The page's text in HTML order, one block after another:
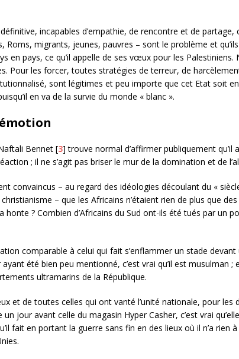
incapables d’empathie, de rencontre et de
Roms, migrants, jeunes, pauvres – sont le problème et
en pays, ce qu’il appelle de ses vœux pour les Palestiniens.
Pour les forcer, toutes stratégies de terreur, de
sont légitimes et peu importe que cet Etat soit
en va de la survie du monde « blanc ».
Bennet [3] trouve normal d’affirmer publiquement qu’il a
; il ne s’agit pas briser le mur de la domination et de
convaincus – au regard des idéologies découlant du «
– que les Africains n’étaient rien de plus que
? Combien d’Africains du Sud ont-ils été tués par un
comparable à celui qui fait s’enflammer un stade
été bien peu mentionné, c’est vrai qu’il est musulman
ultramarins de la République.
et de toutes celles qui ont vanté l’unité nationale, pour les
jour avant celle du magasin Hyper Casher, c’est vrai
fait en portant la guerre sans fin en des lieux où il n’a